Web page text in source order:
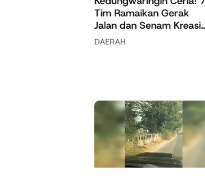
Tim Ramaikan Gerak
Jalan dan Senam
DAERAH